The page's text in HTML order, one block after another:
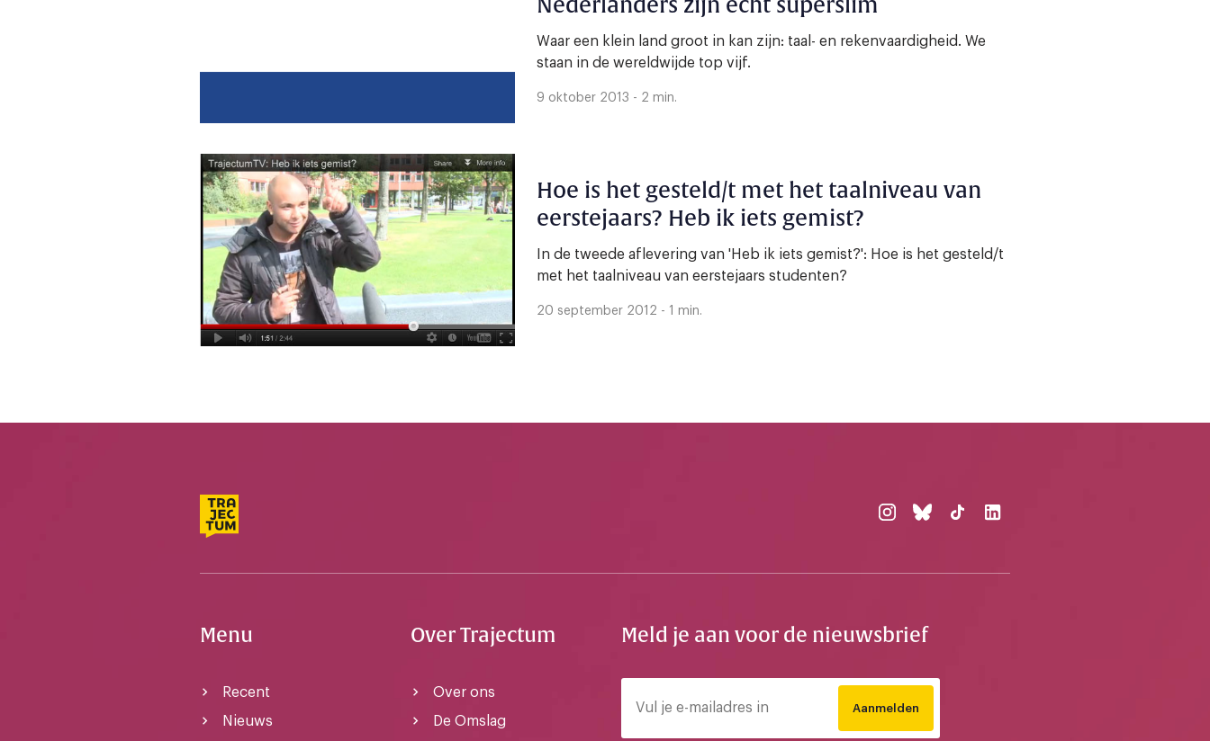
Waar een klein land groot in kan zijn: taal- en rekenvaardigheid. We
staan in de wereldwijde top vijf.
9 oktober 2013 - 2 min.
Hoe is het gesteld/t met het taalniveau van
eerstejaars? Heb ik iets gemist?
In de tweede aflevering van 'Heb ik iets gemist?': Hoe is het gesteld/t
met het taalniveau van eerstejaars studenten?
20 september 2012 - 1 min.
Menu
Recent
Nieuws
Over Trajectum
Over ons
De Omslag
Meld je aan voor de nieuwsbrief
Aanmelden